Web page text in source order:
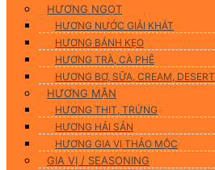
HƯƠNG NGỌT
HƯƠNG NƯỚC GIẢI KHÁT
HƯƠNG BÁNH KẸO
HƯƠNG TRÀ, CÀ PHÊ
HƯƠNG BƠ, SỮA, CREAM, DESERT
HƯƠNG MẶN
HƯƠNG THỊT, TRỨNG
HƯƠNG HẢI SẢN
HƯƠNG GIA VỊ THẢO MỘC
GIA VỊ / SEASONING